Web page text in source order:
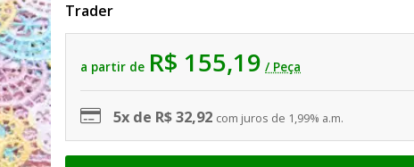
Trader
a partir de R$ 155,19 / Peça
5x de R$ 32,92 com juros de 1,99% a.m.